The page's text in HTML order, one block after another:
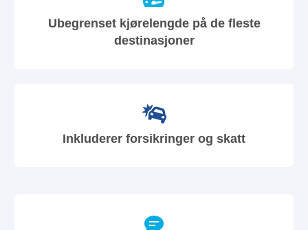
Ubegrenset kjørelengde på de fleste
destinasjoner
Inkluderer forsikringer og skatt